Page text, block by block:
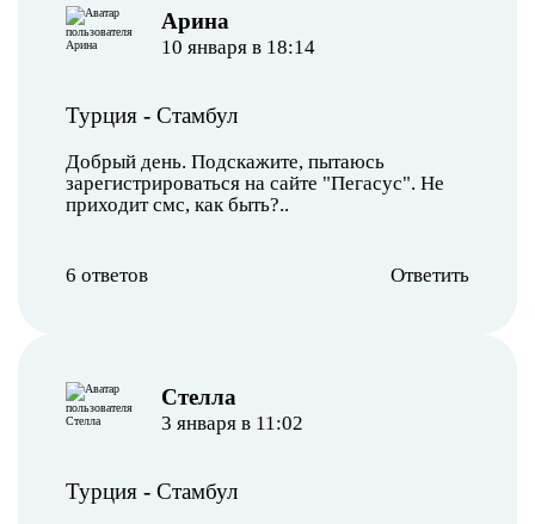
Арина
10 января в 18:14
Турция - Стамбул
Добрый день. Подскажите, пытаюсь
зарегистрироваться на сайте "Пегасус". Не
приходит смс, как быть?..
6 ответов Ответить
Стелла
3 января в 11:02
Турция - Стамбул